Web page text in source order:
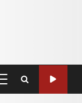
PRIMARY